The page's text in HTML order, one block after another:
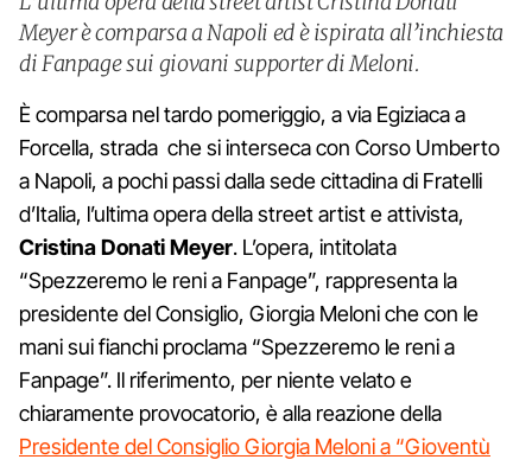
Meyer è comparsa a Napoli ed è ispirata all’inchiesta
di Fanpage sui giovani supporter di Meloni.
È comparsa nel tardo pomeriggio, a via Egiziaca a
Forcella, strada che si interseca con Corso Umberto
a Napoli, a pochi passi dalla sede cittadina di Fratelli
d’Italia, l’ultima opera della street artist e attivista,
Cristina Donati Meyer. L’opera, intitolata
“Spezzeremo le reni a Fanpage”, rappresenta la
presidente del Consiglio, Giorgia Meloni che con le
mani sui fianchi proclama “Spezzeremo le reni a
Fanpage”. Il riferimento, per niente velato e
chiaramente provocatorio, è alla reazione della
Presidente del Consiglio Giorgia Meloni a “Gioventù